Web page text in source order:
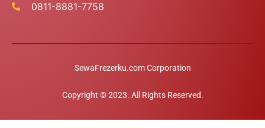
0811-8881-7758
SewaFrezerku.com Corporation
Copyright © 2023. All Rights Reserved.
Konsultasi